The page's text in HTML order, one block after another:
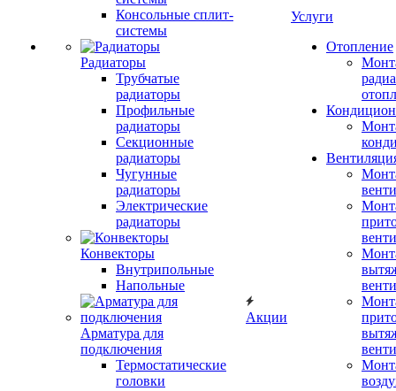
Консольные сплит-
системы
Радиаторы
Трубчатые
радиаторы
Профильные
радиаторы
Секционные
радиаторы
Чугунные
радиаторы
Электрические
радиаторы
Конвекторы
Внутрипольные
Напольные
Арматура для
подключения
Термостатические
головки
Акции
Услуги
Отопление